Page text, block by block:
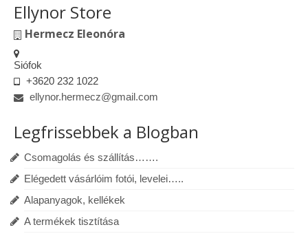
Ellynor Store
Hermecz Eleonóra
Siófok
+3620 232 1022
ellynor.hermecz@gmail.com
Legfrissebbek a Blogban
Csomagolás és szállítás…….
Elégedett vásárlóim fotói, levelei…..
Alapanyagok, kellékek
A termékek tisztítása